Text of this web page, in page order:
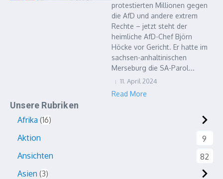
protestierten Millionen gegen
die AfD und andere extrem
Rechte – jetzt steht der
heimliche AfD-Chef Björn
Höcke vor Gericht. Er hatte im
sachsen-anhaltinischen
Merseburg die SA-Parol...
11. April 2024
Read More
Unsere Rubriken
Afrika 16
Aktion
9
Ansichten
82
Asien 3